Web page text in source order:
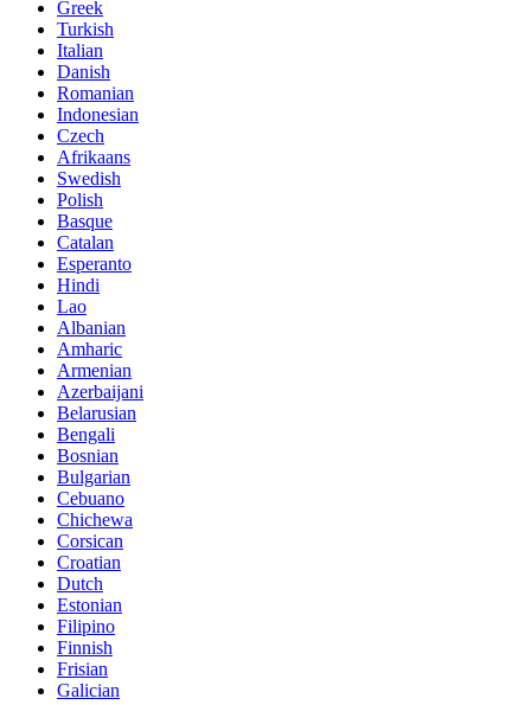
Greek
Turkish
Italian
Danish
Romanian
Indonesian
Czech
Afrikaans
Swedish
Polish
Basque
Catalan
Esperanto
Hindi
Lao
Albanian
Amharic
Armenian
Azerbaijani
Belarusian
Bengali
Bosnian
Bulgarian
Cebuano
Chichewa
Corsican
Croatian
Dutch
Estonian
Filipino
Finnish
Frisian
Galician